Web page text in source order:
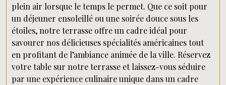
plein air lorsque le temps le permet. Que ce soit pour
un déjeuner ensoleillé ou une soirée douce sous les
étoiles, notre terrasse offre un cadre idéal pour
savourer nos délicieuses spécialités américaines tout
en profitant de l’ambiance animée de la ville. Réservez
votre table sur notre terrasse et laissez-vous séduire
par une expérience culinaire unique dans un cadre